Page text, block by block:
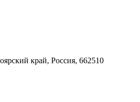
край, Россия, 662510